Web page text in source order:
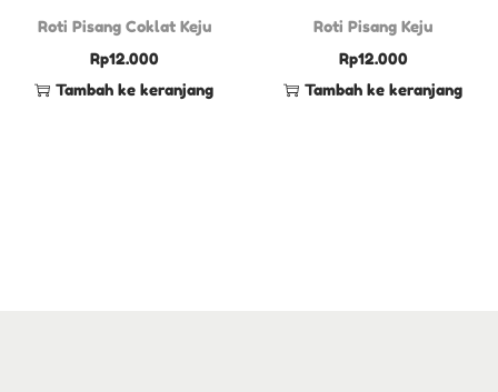
Roti Pisang Coklat Keju
Rp12.000
Tambah ke keranjang
Roti Pisang Keju
Rp12.000
Tambah ke keranjang